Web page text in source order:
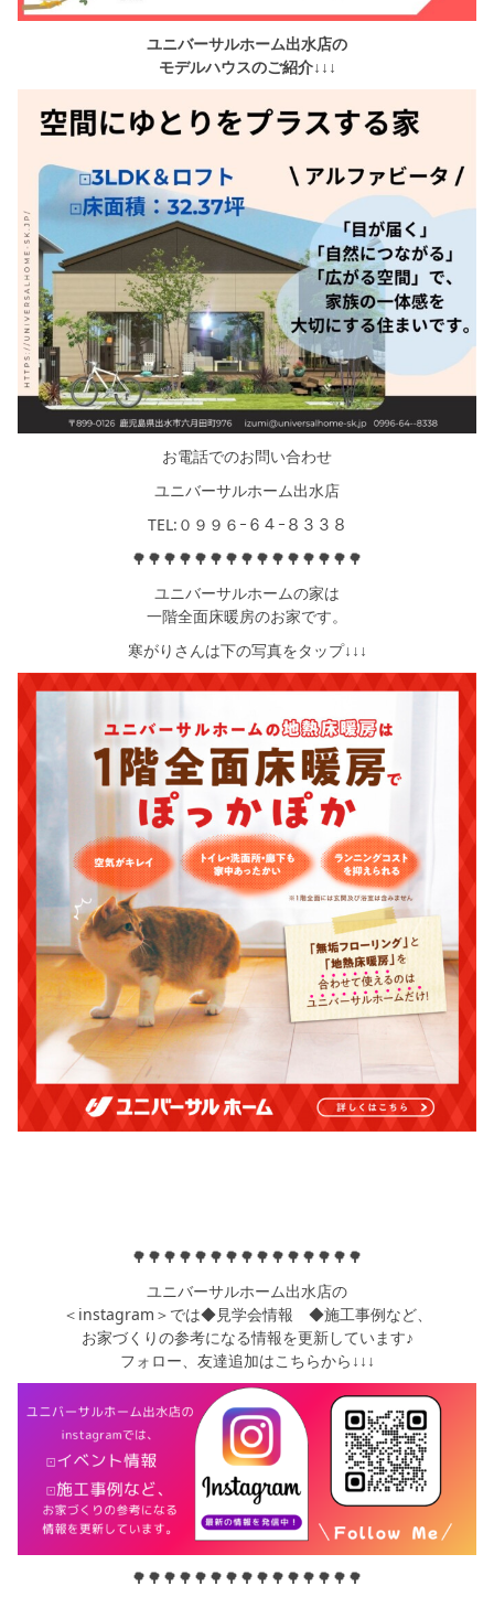
ユニバーサルホーム出水店の
モデルハウスのご紹介↓↓↓
お電話でのお問い合わせ
ユニバーサルホーム出水店
TEL:０９９６ｰ６４ｰ８３３８
🌳🌳🌳🌳🌳🌳🌳🌳🌳🌳🌳🌳🌳🌳🌳
ユニバーサルホームの家は
一階全面床暖房のお家です。
寒がりさんは下の写真をタップ↓↓↓
🌳🌳🌳🌳🌳🌳🌳🌳🌳🌳🌳🌳🌳🌳🌳
ユニバーサルホーム出水店の
＜instagram＞では◆見学会情報 ◆施工事例など、
お家づくりの参考になる情報を更新しています♪
フォロー、友達追加はこちらから↓↓↓
🌳🌳🌳🌳🌳🌳🌳🌳🌳🌳🌳🌳🌳🌳🌳